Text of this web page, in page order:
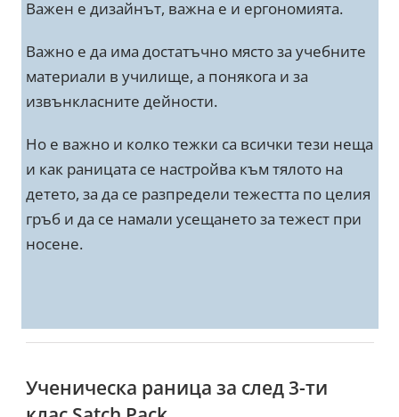
Важен е дизайнът, важна е и ергономията.
Важно е да има достатъчно място за учебните
материали в училище, а понякога и за
извънкласните дейности.
Но е важно и колко тежки са всички тези неща
и как раницата се настройва към тялото на
детето, за да се разпредели тежестта по целия
гръб и да се намали усещането за тежест при
носене.
Ученическа раница за след 3-ти